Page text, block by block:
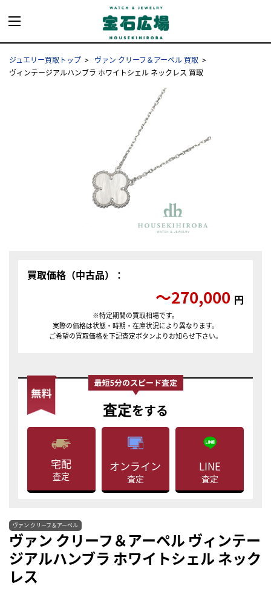
ジュエリー買取トップ
ヴァン クリーフ＆アーペル 買取
ヴィンテージアルハンブラ ホワイトシェル ネックレス 買取
買取価格（中古品）：
〜270,000 円
※特定期間の買取相場です。
実際の価格は状態・時期・在庫状況により異なります。
ご希望の買取価格を下記査定ボタンよりお知らせ下さい。
査定をする
宅配
査定
オンライン
査定
LINE
査定
ヴァン クリーフ＆アーペル
ヴァン クリーフ＆アーペル ヴィンテー
ジアルハンブラ ホワイトシェル ネック
レス